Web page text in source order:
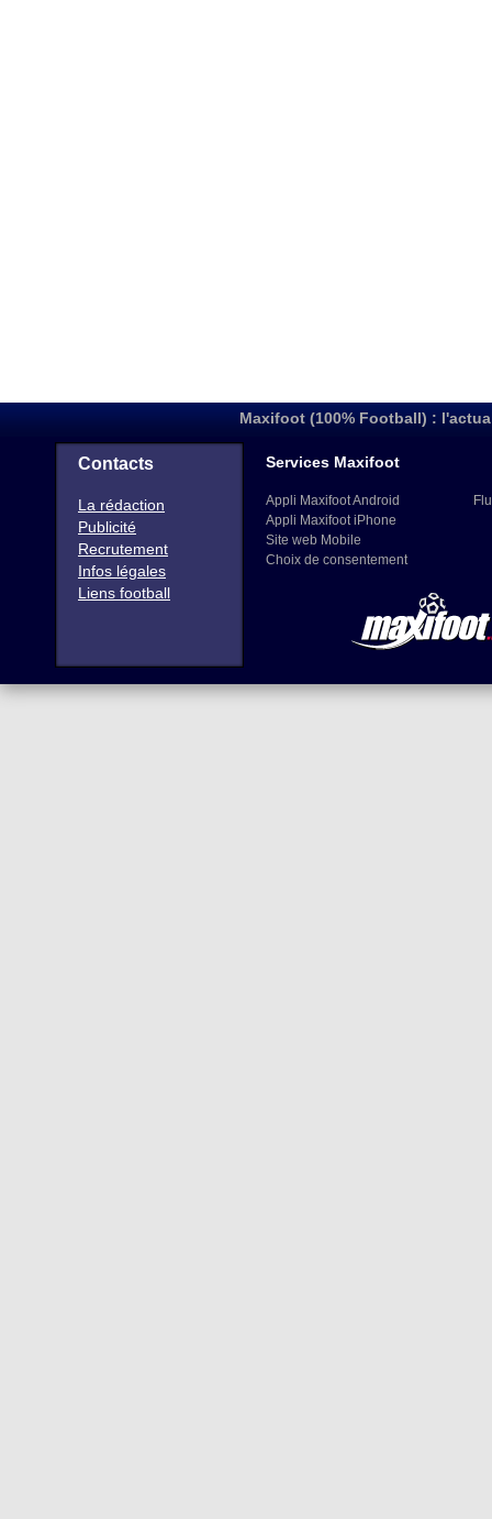
Maxifoot (100% Football) :
Contacts
La rédaction
Publicité
Recrutement
Infos légales
Liens football
Services Maxifoot
Appli Maxifoot Android
Appli Maxifoot iPhone
Site web Mobile
Choix de consentement